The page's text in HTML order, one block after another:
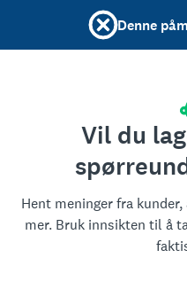
Denne
Vil du
Hent meninger fra
mer. Bruk innsikten til å